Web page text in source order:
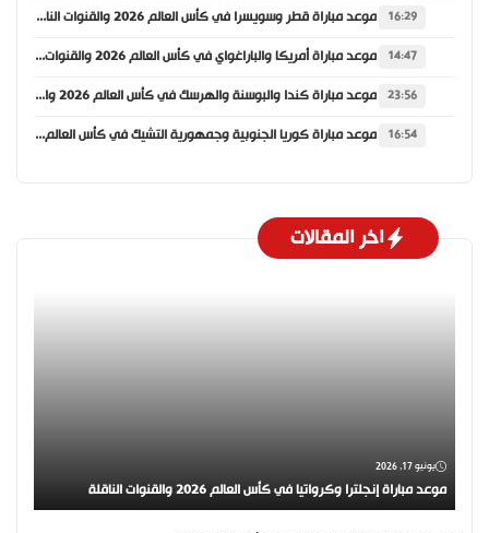
16:29 موعد مباراة قطر وسويسرا في كأس العالم 2026 والقنوات الناقلة
14:47 موعد مباراة أمريكا والباراغواي في كأس العالم 2026 والقنوات الناقلة
23:56 موعد مباراة كندا والبوسنة والهرسك في كأس العالم 2026 والقنوات الناقلة
16:54 موعد مباراة كوريا الجنوبية وجمهورية التشيك في كأس العالم 2026 والقنوات الناقلة
اخر المقالات
يونيو 17, 2026
موعد مباراة إنجلترا وكرواتيا في كأس العالم 2026 والقنوات الناقلة